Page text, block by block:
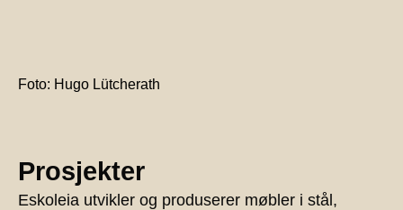
Foto: Hugo Lütcherath
Prosjekter
Eskoleia utvikler og produserer møbler i stål,